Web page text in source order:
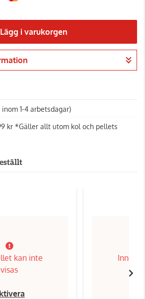
Lägg i varukorgen
Gå till kassan
inom 1-4 arbetsdagar)
kr *Gäller allt utom kol och pellets
kan inte
visas